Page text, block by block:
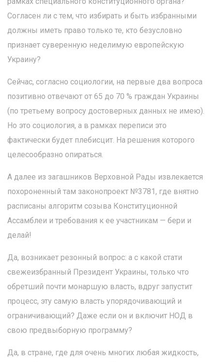
Согласен ли с тем, что избирать и быть избранными
должны иметь право только те, кто безусловно
признает суверенную неделимую европейскую
Украину?
Сейчас, согласно социологии, на первые два вопроса
позитивно отвечают от 65 до 70 % граждан Украины
(по третьему вопросу достоверных данных не имею).
Но это социология, а в рамках переписи это
фактически будет плебисцит. На решения которого
целесообразно опираться.
А далее из загашников Верховной Рады извлекается
похороненный там законопроект №3781, где внятно
расписаны алгоритм созыва Конституционной
Ассамблеи и требования к ее участникам — бери и
делай!
Да, возникает резонный вопрос: а с какой стати
свежеизбранный Президент Украины, только что
обретший почти монаршую власть, вдруг запустит
процесс, эту самую власть упорядочивающий и
ограничивающий? Даже если он и включит НОД в
свою предвыборную программу?
Да, в стране, где для очень многих любая жидкость,